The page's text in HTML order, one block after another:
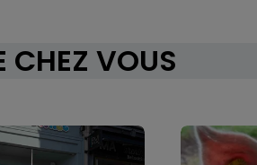
CHEZ VOUS